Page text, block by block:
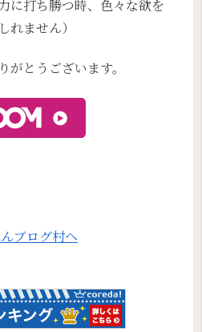
に打ち勝つ時、色々な欲を
れません）
とうございます。